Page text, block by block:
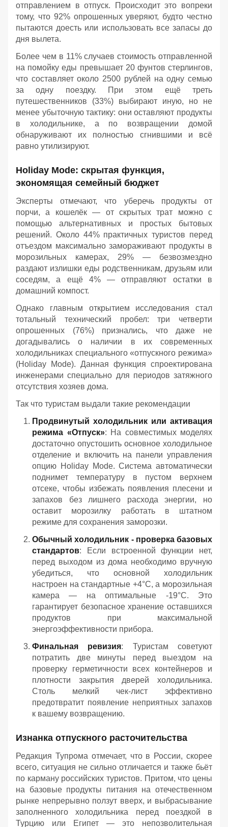
отправлением в отпуск. Происходит это вопреки
тому, что 92% опрошенных уверяют, будто честно
пытаются доесть или использовать все запасы до
дня вылета.
Более чем в 11% случаев стоимость отправленной
на помойку еды превышает 20 фунтов стерлингов,
что составляет около 2500 рублей на одну семью
за одну поездку. При этом ещё треть
путешественников (33%) выбирают иную, но не
менее убыточную тактику: они оставляют продукты
в холодильнике, а по возвращении домой
обнаруживают их полностью сгнившими и всё
равно утилизируют.
Holiday Mode: скрытая функция,
экономящая семейный бюджет
Эксперты отмечают, что уберечь продукты от
порчи, а кошелёк — от скрытых трат можно с
помощью альтернативных и простых бытовых
решений. Около 44% практичных туристов перед
отъездом максимально замораживают продукты в
морозильных камерах, 29% — безвозмездно
раздают излишки еды родственникам, друзьям или
соседям, а ещё 4% — отправляют остатки в
домашний компост.
Однако главным открытием исследования стал
тотальный технический пробел: три четверти
опрошенных (76%) признались, что даже не
догадывались о наличии в их современных
холодильниках специального «отпускного режима»
(Holiday Mode). Данная функция спроектирована
инженерами специально для периодов затяжного
отсутствия хозяев дома.
Так что туристам выдали такие рекомендации
Продвинутый холодильник или активация
режима «Отпуск»: На совместимых моделях
достаточно опустошить основное холодильное
отделение и включить на панели управления
опцию Holiday Mode. Система автоматически
поднимет температуру в пустом верхнем
отсеке, чтобы избежать появления плесени и
запахов без лишнего расхода энергии, но
оставит морозилку работать в штатном
режиме для сохранения заморозки.
Обычный холодильник - проверка базовых
стандартов: Если встроенной функции нет,
перед выходом из дома необходимо вручную
убедиться, что основной холодильник
настроен на стандартные +4°C, а морозильная
камера — на оптимальные -19°C. Это
гарантирует безопасное хранение оставшихся
продуктов при максимальной
энергоэффективности прибора.
Финальная ревизия: Туристам советуют
потратить две минуты перед выездом на
проверку герметичности всех контейнеров и
плотности закрытия дверей холодильника.
Столь мелкий чек-лист эффективно
предотвратит появление неприятных запахов
к вашему возвращению.
Изнанка отпускного расточительства
Редакция Тупрома отмечает, что в России, скорее
всего, ситуация не сильно отличается и также бьёт
по карману российских туристов. Притом, что цены
на базовые продукты питания на отечественном
рынке непрерывно ползут вверх, и выбрасывание
заполненного холодильника перед поездкой в
Турцию или Египет — это непозволительная